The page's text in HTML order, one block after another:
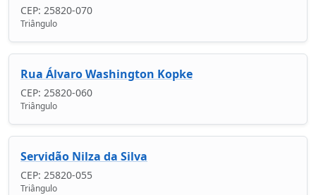
CEP: 25820-070
Triângulo
Rua Álvaro Washington Kopke
CEP: 25820-060
Triângulo
Servidão Nilza da Silva
CEP: 25820-055
Triângulo